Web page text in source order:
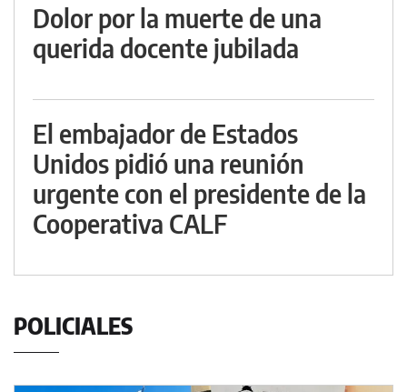
Dolor por la muerte de una
querida docente jubilada
El embajador de Estados
Unidos pidió una reunión
urgente con el presidente de la
Cooperativa CALF
POLICIALES